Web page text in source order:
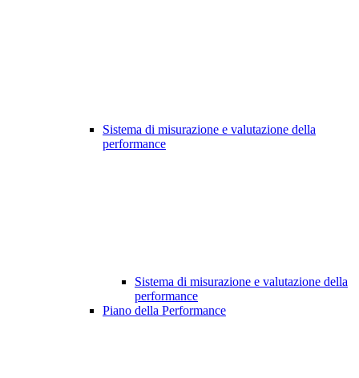
Sistema di misurazione e valutazione della
performance
Sistema di misurazione e valutazione della
performance
Piano della Performance